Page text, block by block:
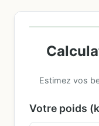
Estimez vos
Votre poids